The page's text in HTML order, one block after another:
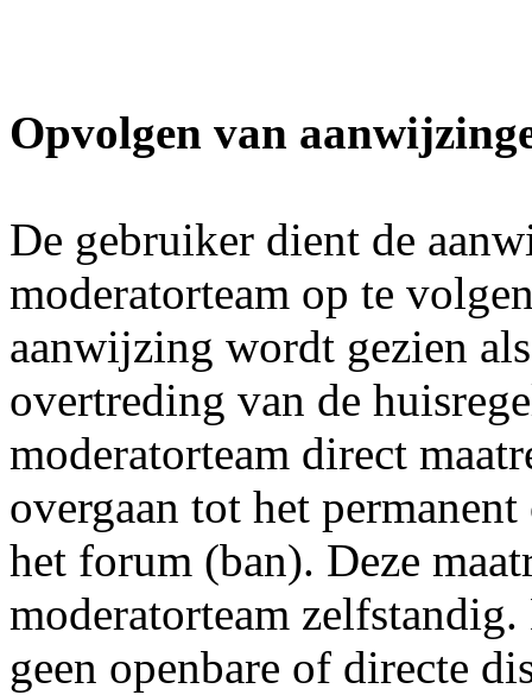
Opvolgen van
De gebruiker dient de
moderatorteam op te
aanwijzing wordt gezien
overtreding van de
moderatorteam direct
overgaan tot het
het forum (ban). Deze
moderatorteam
geen openbare of directe